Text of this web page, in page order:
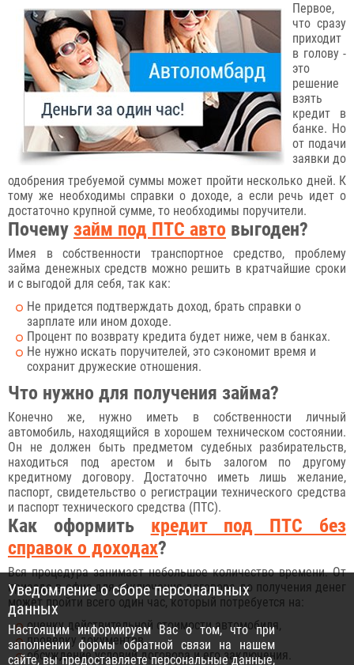
Первое,
что сразу
приходит
в голову -
это
решение
взять
кредит в
банке. Но
от подачи
заявки до
одобрения требуемой суммы может пройти несколько дней. К
тому же необходимы справки о доходе, а если речь идет о
достаточно крупной сумме, то необходимы поручители.
Почему займ под ПТС авто выгоден?
Имея в собственности транспортное средство, проблему
займа денежных средств можно решить в кратчайшие сроки
и с выгодой для себя, так как:
Не придется подтверждать доход, брать справки о
зарплате или ином доходе.
Процент по возврату кредита будет ниже, чем в банках.
Не нужно искать поручителей, это сэкономит время и
сохранит дружеские отношения.
Что нужно для получения займа?
Конечно же, нужно иметь в собственности личный
автомобиль, находящийся в хорошем техническом состоянии.
Он не должен быть предметом судебных разбирательств,
находиться под арестом и быть залогом по другому
кредитному договору. Достаточно иметь лишь желание,
паспорт, свидетельство о регистрации технического средства
и паспорт технического средства (ПТС).
Как оформить кредит под ПТС без
справок о доходах?
Вся процедура занимает небольшое количество времени. От
приезда в офис для заключения договора до получения денег
может пройти всего один час, который потребуется на:
оценку действительной стоимости автомобиля,
проверку документов,
обсуждение условий договора и его заключения.
Уведомление о сборе персональных
данных
Настоящим информируем Вас о том, что при
заполнении формы обратной связи на нашем
сайте, вы предоставляете персональные данные,